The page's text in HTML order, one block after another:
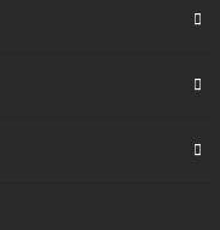
обязательные